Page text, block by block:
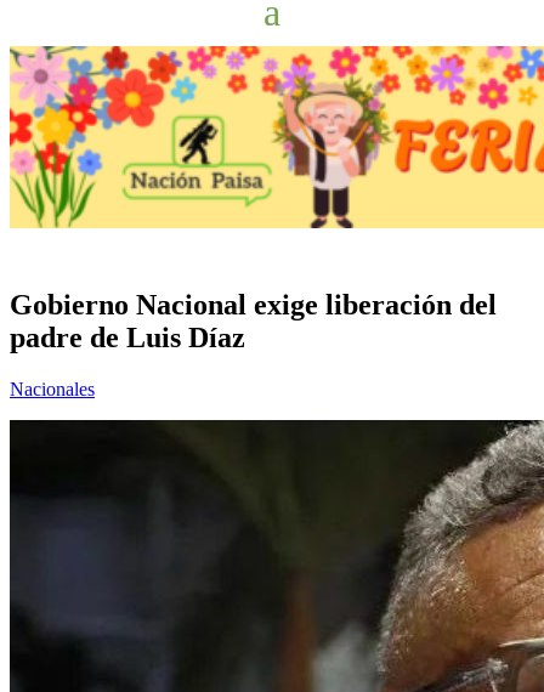
Gobierno Nacional exige liberación del
padre de Luis Díaz
Nacionales